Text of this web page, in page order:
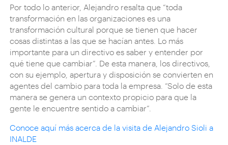
Por todo lo anterior, Alejandro resalta que “toda
transformación en las organizaciones es una
transformación cultural porque se tienen que hacer
cosas distintas a las que se hacían antes. Lo más
importante para un directivo es saber y entender por
qué tiene que cambiar”. De esta manera, los directivos,
con su ejemplo, apertura y disposición se convierten en
agentes del cambio para toda la empresa. “Solo de esta
manera se genera un contexto propicio para que la
gente le encuentre sentido a cambiar”.
Conoce aquí más acerca de la visita de Alejandro Sioli a
INALDE